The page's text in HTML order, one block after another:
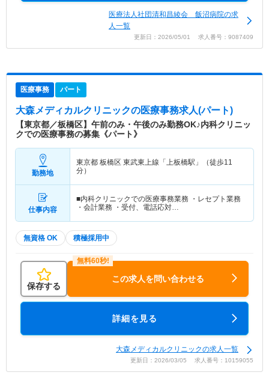
医療法人社団清和昌綾会 飯沼病院の求
人一覧
更新日：2026/05/01 求人番号：9087409
医療事務 パート
大森メディカルクリニックの医療事務求人(パート)
【東京都／板橋区】午前のみ・午後のみ勤務OK♪内科クリニッ
クでの医療事務の募集《パート》
勤務地
東京都 板橋区 東武東上線「上板橋駅」（徒歩11
分）
仕事内容
■内科クリニックでの医療事務業務 ・レセプト業務
・会計業務 ・受付、電話応対…
無資格 OK 積極採用中
保存する
この求人を問い合わせる
詳細を見る
大森メディカルクリニックの求人一覧
更新日：2026/03/05 求人番号：10159055